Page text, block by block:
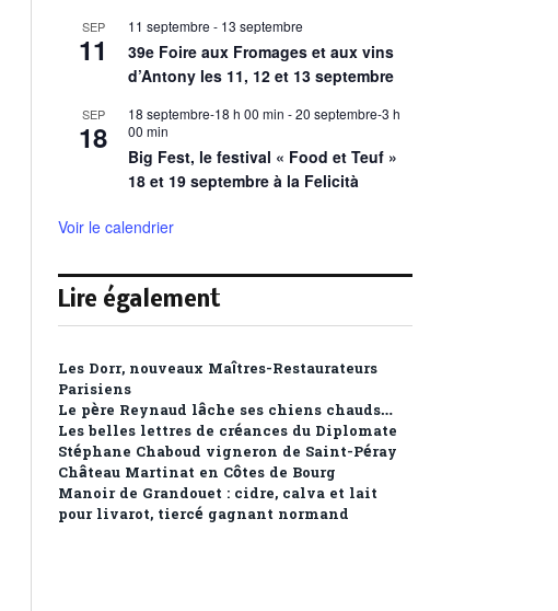
SEP
11
11 septembre - 13 septembre
39e Foire aux Fromages et aux vins
d’Antony les 11, 12 et 13 septembre
SEP
18
18 septembre-18 h 00 min -20 septembre-3 h
00 min
Big Fest, le festival « Food et Teuf »
18 et 19 septembre à la Felicità
Voir le calendrier
Lire également
Les Dorr, nouveaux Maîtres-Restaurateurs
Parisiens
Le père Reynaud lâche ses chiens chauds…
Les belles lettres de créances du Diplomate
Stéphane Chaboud vigneron de Saint-Péray
Château Martinat en Côtes de Bourg
Manoir de Grandouet : cidre, calva et lait
pour livarot, tiercé gagnant normand